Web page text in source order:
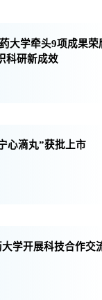
大学牵头9项成果荣
科研新成效
心滴丸”获批上市
学开展科技合作交